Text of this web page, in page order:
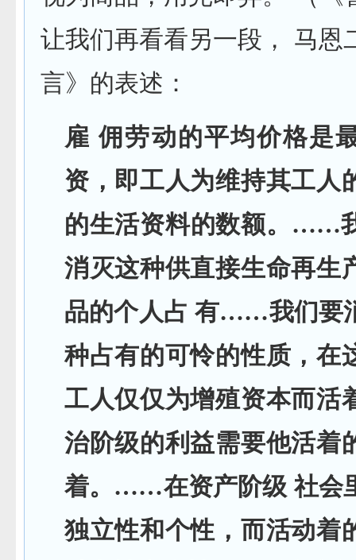
让我们再看看另一段， 马恩
言》的表述：
雇 佣劳动的平均价格是
资，即工人为维持其工人
的生活资料的数额。……
消灭这种供直接生命再生
品的个人占 有……我们要
种占有的可怜的性质，在
工人仅仅为增殖资本而活
治阶级的利益需要他活着
着。……在资产阶级 社会
独立性和个性，而活动着